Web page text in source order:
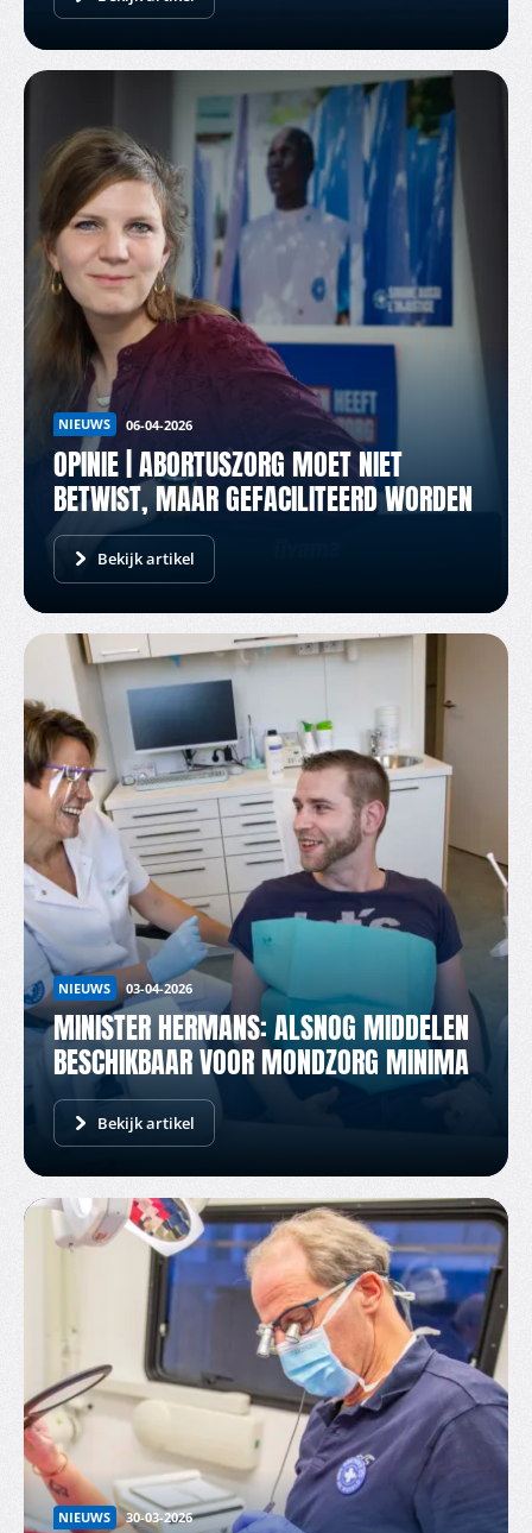
NIEUWS 06-04-2026
OPINIE | ABORTUSZORG MOET NIET
BETWIST, MAAR GEFACILITEERD WORDEN
Bekijk artikel
NIEUWS 03-04-2026
MINISTER HERMANS: ALSNOG MIDDELEN
BESCHIKBAAR VOOR MONDZORG MINIMA
Bekijk artikel
NIEUWS 30-03-2026